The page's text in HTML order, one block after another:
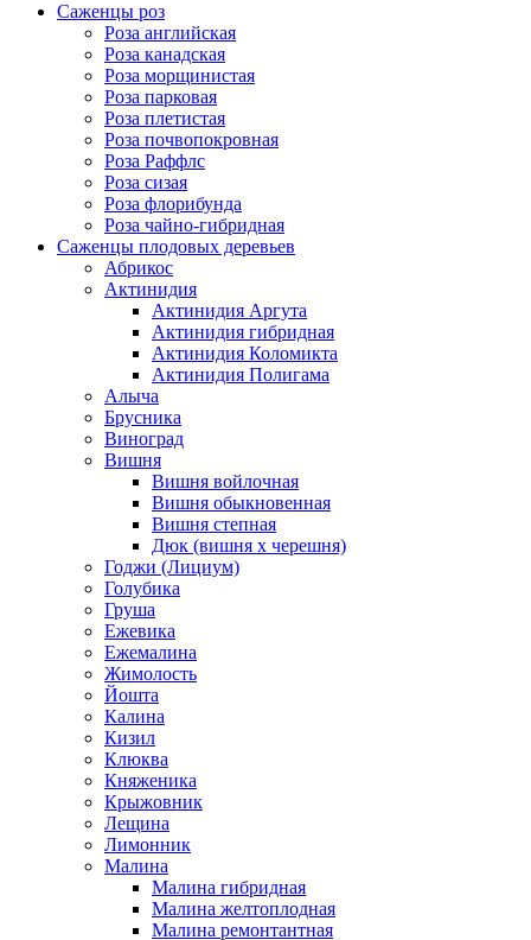
Саженцы роз
Роза английская
Роза канадская
Роза морщинистая
Роза парковая
Роза плетистая
Роза почвопокровная
Роза Раффлс
Роза сизая
Роза флорибунда
Роза чайно-гибридная
Саженцы плодовых деревьев
Абрикос
Актинидия
Актинидия Аргута
Актинидия гибридная
Актинидия Коломикта
Актинидия Полигама
Алыча
Брусника
Виноград
Вишня
Вишня войлочная
Вишня обыкновенная
Вишня степная
Дюк (вишня х черешня)
Годжи (Лициум)
Голубика
Груша
Ежевика
Ежемалина
Жимолость
Йошта
Калина
Кизил
Клюква
Княженика
Крыжовник
Лещина
Лимонник
Малина
Малина гибридная
Малина желтоплодная
Малина ремонтантная